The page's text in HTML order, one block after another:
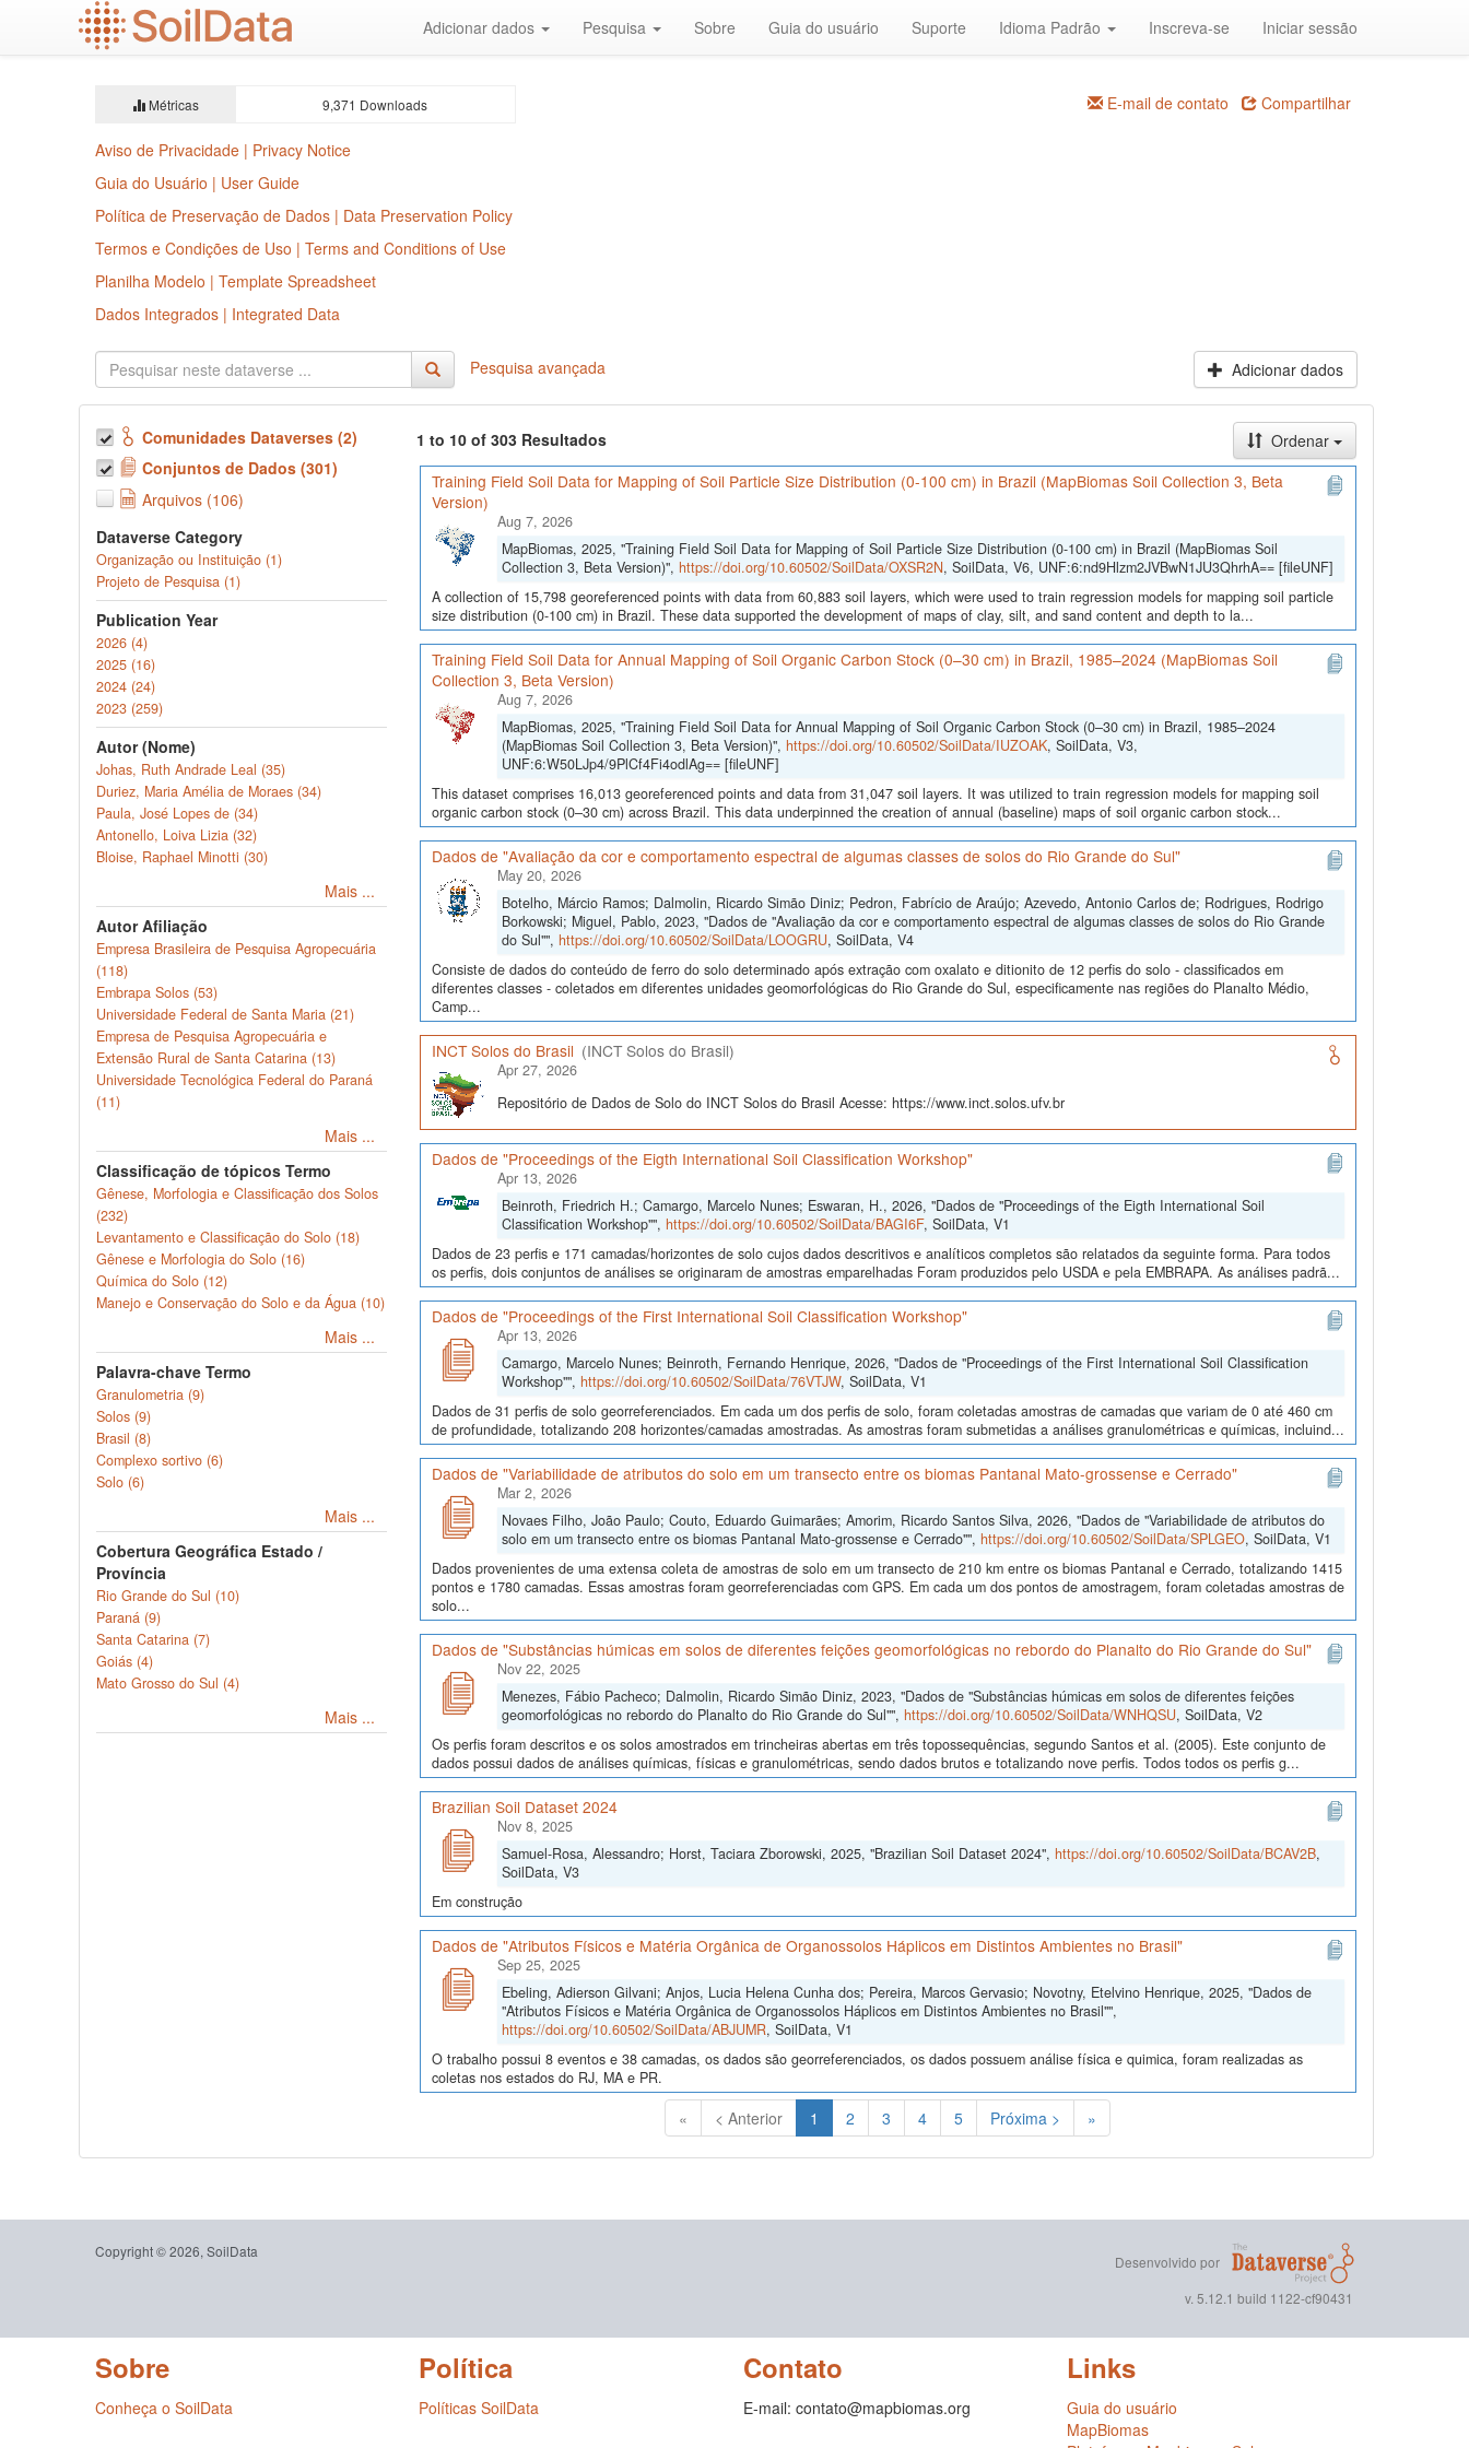
Adicionar dados Pesquisa Sobre Guia do usuário Suporte Idioma Padrão Inscreva-se Iniciar sessão
Métricas 9,371 Downloads E-mail de contato Compartilhar
Aviso de Privacidade | Privacy Notice
Guia do Usuário | User Guide
Política de Preservação de Dados | Data Preservation Policy
Termos e Condições de Uso | Terms and Conditions of Use
Planilha Modelo | Template Spreadsheet
Dados Integrados | Integrated Data
Pesquisa avançada Adicionar dados
Comunidades Dataverses (2)
Conjuntos de Dados (301)
Arquivos (106)
Dataverse Category
Organização ou Instituição (1)
Projeto de Pesquisa (1)
Publication Year
2026 (4)
2025 (16)
2024 (24)
2023 (259)
Autor (Nome)
Johas, Ruth Andrade Leal (35)
Duriez, Maria Amélia de Moraes (34)
Paula, José Lopes de (34)
Antonello, Loiva Lizia (32)
Bloise, Raphael Minotti (30)
Mais ...
Autor Afiliação
Empresa Brasileira de Pesquisa Agropecuária
(118)
Embrapa Solos (53)
Universidade Federal de Santa Maria (21)
Empresa de Pesquisa Agropecuária e
Extensão Rural de Santa Catarina (13)
Universidade Tecnológica Federal do Paraná
(11)
Mais ...
Classificação de tópicos Termo
Gênese, Morfologia e Classificação dos Solos
(232)
Levantamento e Classificação do Solo (18)
Gênese e Morfologia do Solo (16)
Química do Solo (12)
Manejo e Conservação do Solo e da Água (10)
Mais ...
Palavra-chave Termo
Granulometria (9)
Solos (9)
Brasil (8)
Complexo sortivo (6)
Solo (6)
Mais ...
Cobertura Geográfica Estado /
Província
Rio Grande do Sul (10)
Paraná (9)
Santa Catarina (7)
Goiás (4)
Mato Grosso do Sul (4)
Mais ...
1 to 10 of 303 Resultados
Ordenar
Training Field Soil Data for Mapping of Soil Particle Size Distribution (0-100 cm) in Brazil (MapBiomas Soil Collection 3, Beta
Version)
Aug 7, 2026
MapBiomas, 2025, "Training Field Soil Data for Mapping of Soil Particle Size Distribution (0-100 cm) in Brazil (MapBiomas Soil
Collection 3, Beta Version)", https://doi.org/10.60502/SoilData/OXSR2N, SoilData, V6, UNF:6:nd9Hlzm2JVBwN1JU3QhrhA== [fileUNF]
A collection of 15,798 georeferenced points with data from 60,883 soil layers, which were used to train regression models for mapping soil particle
size distribution (0-100 cm) in Brazil. These data supported the development of maps of clay, silt, and sand content and depth to la...
Training Field Soil Data for Annual Mapping of Soil Organic Carbon Stock (0–30 cm) in Brazil, 1985–2024 (MapBiomas Soil
Collection 3, Beta Version)
Aug 7, 2026
MapBiomas, 2025, "Training Field Soil Data for Annual Mapping of Soil Organic Carbon Stock (0–30 cm) in Brazil, 1985–2024
(MapBiomas Soil Collection 3, Beta Version)", https://doi.org/10.60502/SoilData/IUZOAK, SoilData, V3,
UNF:6:W50LJp4/9PlCf4Fi4odlAg== [fileUNF]
This dataset comprises 16,013 georeferenced points and data from 31,047 soil layers. It was utilized to train regression models for mapping soil
organic carbon stock (0–30 cm) across Brazil. This data underpinned the creation of annual (baseline) maps of soil organic carbon stock...
Dados de "Avaliação da cor e comportamento espectral de algumas classes de solos do Rio Grande do Sul"
May 20, 2026
Botelho, Márcio Ramos; Dalmolin, Ricardo Simão Diniz; Pedron, Fabrício de Araújo; Azevedo, Antonio Carlos de; Rodrigues, Rodrigo
Borkowski; Miguel, Pablo, 2023, "Dados de "Avaliação da cor e comportamento espectral de algumas classes de solos do Rio Grande
do Sul"", https://doi.org/10.60502/SoilData/LOOGRU, SoilData, V4
Consiste de dados do conteúdo de ferro do solo determinado após extração com oxalato e ditionito de 12 perfis do solo - classificados em
diferentes classes - coletados em diferentes unidades geomorfológicas do Rio Grande do Sul, especificamente nas regiões do Planalto Médio,
Camp...
INCT Solos do Brasil (INCT Solos do Brasil)
Apr 27, 2026
Repositório de Dados de Solo do INCT Solos do Brasil Acesse: https://www.inct.solos.ufv.br
Dados de "Proceedings of the Eigth International Soil Classification Workshop"
Apr 13, 2026
Beinroth, Friedrich H.; Camargo, Marcelo Nunes; Eswaran, H., 2026, "Dados de "Proceedings of the Eigth International Soil
Classification Workshop"", https://doi.org/10.60502/SoilData/BAGI6F, SoilData, V1
Dados de 23 perfis e 171 camadas/horizontes de solo cujos dados descritivos e analíticos completos são relatados da seguinte forma. Para todos
os perfis, dois conjuntos de análises se originaram de amostras emparelhadas Foram produzidos pelo USDA e pela EMBRAPA. As análises padrã...
Dados de "Proceedings of the First International Soil Classification Workshop"
Apr 13, 2026
Camargo, Marcelo Nunes; Beinroth, Fernando Henrique, 2026, "Dados de "Proceedings of the First International Soil Classification
Workshop"", https://doi.org/10.60502/SoilData/76VTJW, SoilData, V1
Dados de 31 perfis de solo georreferenciados. Em cada um dos perfis de solo, foram coletadas amostras de camadas que variam de 0 até 460 cm
de profundidade, totalizando 208 horizontes/camadas amostradas. As amostras foram submetidas a análises granulométricas e químicas, incluind...
Dados de "Variabilidade de atributos do solo em um transecto entre os biomas Pantanal Mato-grossense e Cerrado"
Mar 2, 2026
Novaes Filho, João Paulo; Couto, Eduardo Guimarães; Amorim, Ricardo Santos Silva, 2026, "Dados de "Variabilidade de atributos do
solo em um transecto entre os biomas Pantanal Mato-grossense e Cerrado"", https://doi.org/10.60502/SoilData/SPLGEO, SoilData, V1
Dados provenientes de uma extensa coleta de amostras de solo em um transecto de 210 km entre os biomas Pantanal e Cerrado, totalizando 1415
pontos e 1780 camadas. Essas amostras foram georreferenciadas com GPS. Em cada um dos pontos de amostragem, foram coletadas amostras de
solo...
Dados de "Substâncias húmicas em solos de diferentes feições geomorfológicas no rebordo do Planalto do Rio Grande do Sul"
Nov 22, 2025
Menezes, Fábio Pacheco; Dalmolin, Ricardo Simão Diniz, 2023, "Dados de "Substâncias húmicas em solos de diferentes feições
geomorfológicas no rebordo do Planalto do Rio Grande do Sul"", https://doi.org/10.60502/SoilData/WNHQSU, SoilData, V2
Os perfis foram descritos e os solos amostrados em trincheiras abertas em três topossequências, segundo Santos et al. (2005). Este conjunto de
dados possui dados de análises químicas, físicas e granulométricas, sendo dados brutos e totalizando nove perfis. Todos todos os perfis g...
Brazilian Soil Dataset 2024
Nov 8, 2025
Samuel-Rosa, Alessandro; Horst, Taciara Zborowski, 2025, "Brazilian Soil Dataset 2024", https://doi.org/10.60502/SoilData/BCAV2B,
SoilData, V3
Em construção
Dados de "Atributos Físicos e Matéria Orgânica de Organossolos Háplicos em Distintos Ambientes no Brasil"
Sep 25, 2025
Ebeling, Adierson Gilvani; Anjos, Lucia Helena Cunha dos; Pereira, Marcos Gervasio; Novotny, Etelvino Henrique, 2025, "Dados de
"Atributos Físicos e Matéria Orgânica de Organossolos Háplicos em Distintos Ambientes no Brasil"",
https://doi.org/10.60502/SoilData/ABJUMR, SoilData, V1
O trabalho possui 8 eventos e 38 camadas, os dados são georreferenciados, os dados possuem análise física e quimica, foram realizadas as
coletas nos estados do RJ, MA e PR.
« < Anterior 1 (Atual)
2 3 4 5 Próxima > »
Copyright © 2026, SoilData
Desenvolvido por
v. 5.12.1 build 1122-cf90431
Sobre
Conheça o SoilData
Política
Políticas SoilData
Contato
E-mail: contato@mapbiomas.org
Links
Guia do usuário
MapBiomas